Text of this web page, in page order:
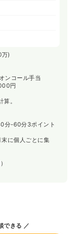
万)
ンコール手当
円
。
分-60分3ポイント
に個人ごとに集
できる